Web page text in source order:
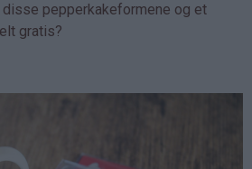
pepperkakeformene og et
gratis?